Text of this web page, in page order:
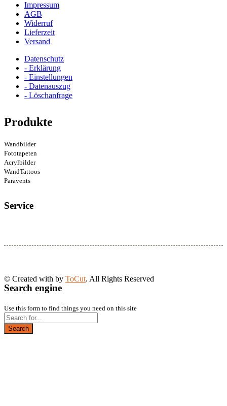
Impressum
AGB
Widerruf
Lieferzeit
Versand
Datenschutz
- Erklärung
- Einstellungen
- Datenauszug
- Löschanfrage
Produkte
Wandbilder
Fototapeten
Acrylbilder
WandTattoos
Paravents
Service
© Created with by ToCut. All Rights Reserved
Search engine
Use this form to find things you need on this site
Search